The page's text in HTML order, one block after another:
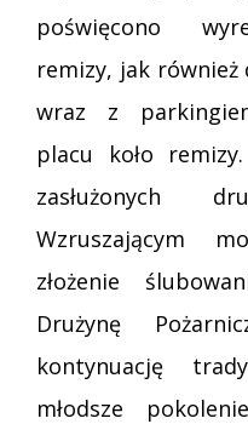
poświęcono
remizy, jak również
wraz z
placu koło
zasłużonych
Wzruszającym
złożenie
Drużynę
kontynuację
młodsze